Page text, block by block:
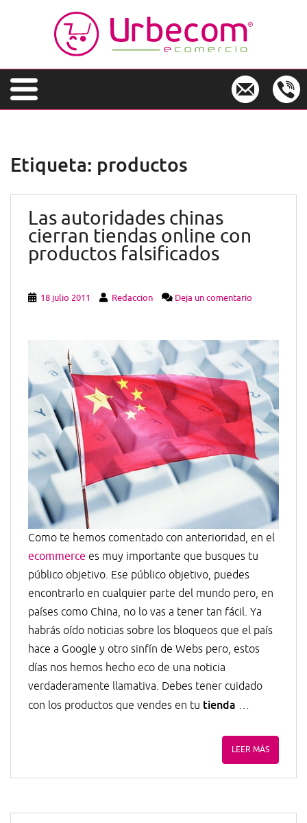
t
Etiqueta: productos
Las autoridades chinas
cierran tiendas online con
productos falsificados
18 julio 2011 Redaccion Deja un comentario
Como te hemos comentado con anterioridad, en el
ecommerce es muy importante que busques tu
público objetivo. Ese público objetivo, puedes
encontrarlo en cualquier parte del mundo pero, en
países como China, no lo vas a tener tan fácil. Ya
habrás oído noticias sobre los bloqueos que el país
hace a Google y otro sinfín de Webs pero, estos
días nos hemos hecho eco de una noticia
verdaderamente llamativa. Debes tener cuidado
con los productos que vendes en tu tienda …
LEER MÁS